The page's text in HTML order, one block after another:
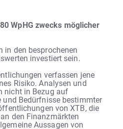
WpHG zwecks möglicher
den besprochenen
investiert sein.
verfassen jene
Risiko. Analysen und
nicht in Bezug auf
und Bedürfnisse bestimmter
von XTB, die
den Finanzmärkten
Aussagen von